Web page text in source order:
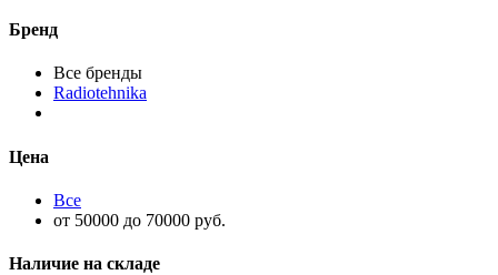
Бренд
Все бренды
Radiotehnika
Цена
Все
от 50000 до 70000 руб.
Наличие на складе